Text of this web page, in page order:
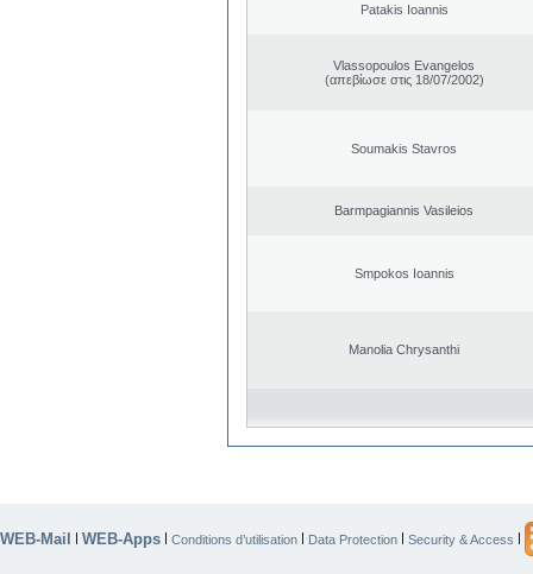
Patakis Ioannis
Vlassopoulos Evangelos
(απεβίωσε στις 18/07/2002)
Soumakis Stavros
Barmpagiannis Vasileios
Smpokos Ioannis
Manolia Chrysanthi
WEB-Mail | WEB-Apps | Conditions d’utilisation | Data Protection | Security & Access |